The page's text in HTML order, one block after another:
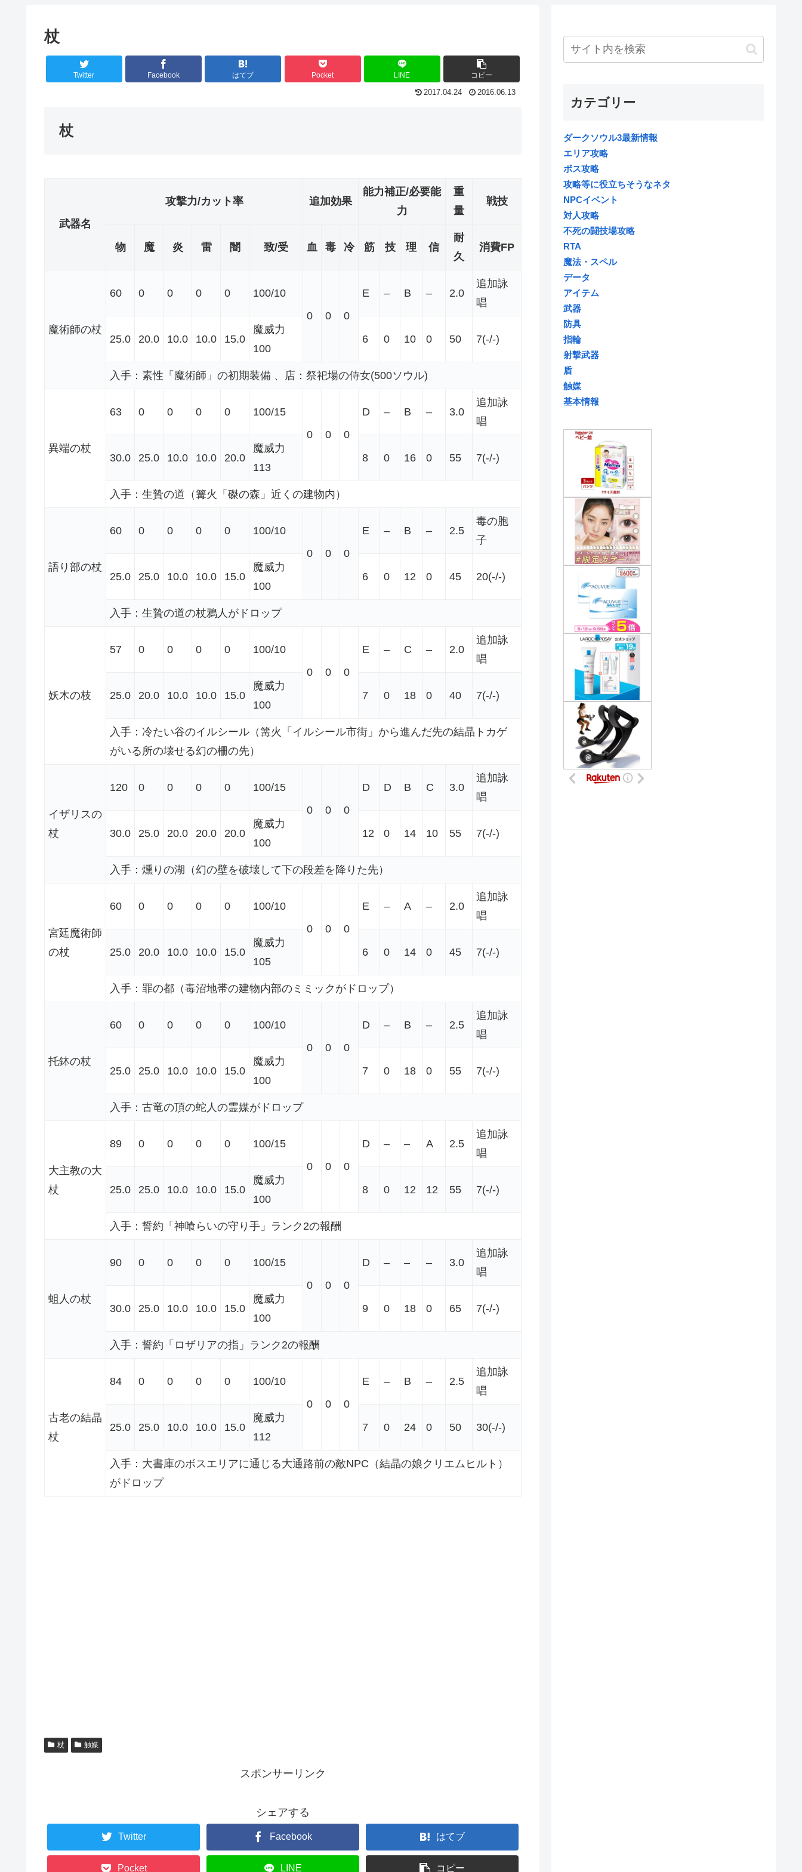
杖
Twitter Facebook はてブ Pocket LINE コピー
2017.04.24 2016.06.13
杖
武器名
攻撃力/カット率 追加効果
能力補正/必要能
力
重
量
戦技
物 魔 炎 雷 闇 致/受 血 毒 冷 筋 技 理 信
耐
久
消費FP
魔術師の杖
60 0 0 0 0
100/10
0
0 0
E – B – 2.0
追加詠
唱
25.0 20.0 10.0 10.0 15.0
魔威力
100
6 0 10 0 50 7(-/-)
入手：素性「魔術師」の初期装備 、店：祭祀場の侍女(500ソウル)
異端の杖
63 0 0 0 0
100/15
0
0 0
D – B – 3.0
追加詠
唱
30.0 25.0 10.0 10.0 20.0
魔威力
113
8 0 16 0 55 7(-/-)
入手：生贄の道（篝火「磔の森」近くの建物内）
語り部の杖
60 0 0 0 0
100/10
0
0 0
E – B – 2.5
毒の胞
子
25.0 25.0 10.0 10.0 15.0
魔威力
100
6 0 12 0 45 20(-/-)
入手：生贄の道の杖鴉人がドロップ
妖木の枝
57 0 0 0 0
100/10
0
0 0
E – C – 2.0
追加詠
唱
25.0 20.0 10.0 10.0 15.0
魔威力
100
7 0 18 0 40 7(-/-)
入手：冷たい谷のイルシール（篝火「イルシール市街」から進んだ先の結晶トカゲ
がいる所の壊せる幻の柵の先）
イザリスの
杖
120 0 0 0 0
100/15
0
0 0
D D B C 3.0
追加詠
唱
30.0 25.0 20.0 20.0 20.0
魔威力
100
12 0 14 10 55 7(-/-)
入手：燻りの湖（幻の壁を破壊して下の段差を降りた先）
宮廷魔術師
の杖
60 0 0 0 0
100/10
0
0 0
E – A – 2.0
追加詠
唱
25.0 20.0 10.0 10.0 15.0
魔威力
105
6 0 14 0 45 7(-/-)
入手：罪の都（毒沼地帯の建物内部のミミックがドロップ）
托鉢の杖
60 0 0 0 0
100/10
0
0 0
D – B – 2.5
追加詠
唱
25.0 25.0 10.0 10.0 15.0
魔威力
100
7 0 18 0 55 7(-/-)
入手：古竜の頂の蛇人の霊媒がドロップ
大主教の大
杖
89 0 0 0 0
100/15
0
0 0
D – – A 2.5
追加詠
唱
25.0 25.0 10.0 10.0 15.0
魔威力
100
8 0 12 12 55 7(-/-)
入手：誓約「神喰らいの守り手」ランク2の報酬
蛆人の杖
90 0 0 0 0
100/15
0
0 0
D – – – 3.0
追加詠
唱
30.0 25.0 10.0 10.0 15.0
魔威力
100
9 0 18 0 65 7(-/-)
入手：誓約「ロザリアの指」ランク2の報酬
古老の結晶
杖
84 0 0 0 0
100/10
0
0 0
E – B – 2.5
追加詠
唱
25.0 25.0 10.0 10.0 15.0
魔威力
112
7 0 24 0 50 30(-/-)
入手：大書庫のボスエリアに通じる大通路前の敵NPC（結晶の娘クリエムヒルト）
がドロップ
杖 触媒
スポンサーリンク
シェアする
Twitter Facebook はてブ
Pocket LINE コピー
カテゴリー
ダークソウル3最新情報
エリア攻略
ボス攻略
攻略等に役立ちそうなネタ
NPCイベント
対人攻略
不死の闘技場攻略
RTA
魔法・スペル
データ
アイテム
武器
防具
指輪
射撃武器
盾
触媒
基本情報